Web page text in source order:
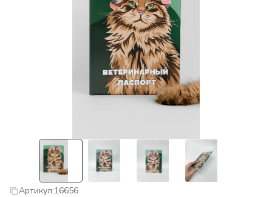
Артикул:16656